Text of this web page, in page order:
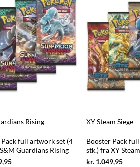
Rising
Pack full artwork set (4
Guardians Rising
Current
XY Steam Siege
Booster Pack
stk.) fra XY
kr. 1.049,95